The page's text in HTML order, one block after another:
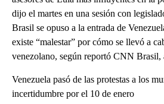
dijo el martes en una sesión con
Brasil se opuso a la entrada de
existe “malestar” por cómo se llevó a
venezolano, según reportó CNN
Venezuela pasó de las protestas a los
incertidumbre por el 10 de enero